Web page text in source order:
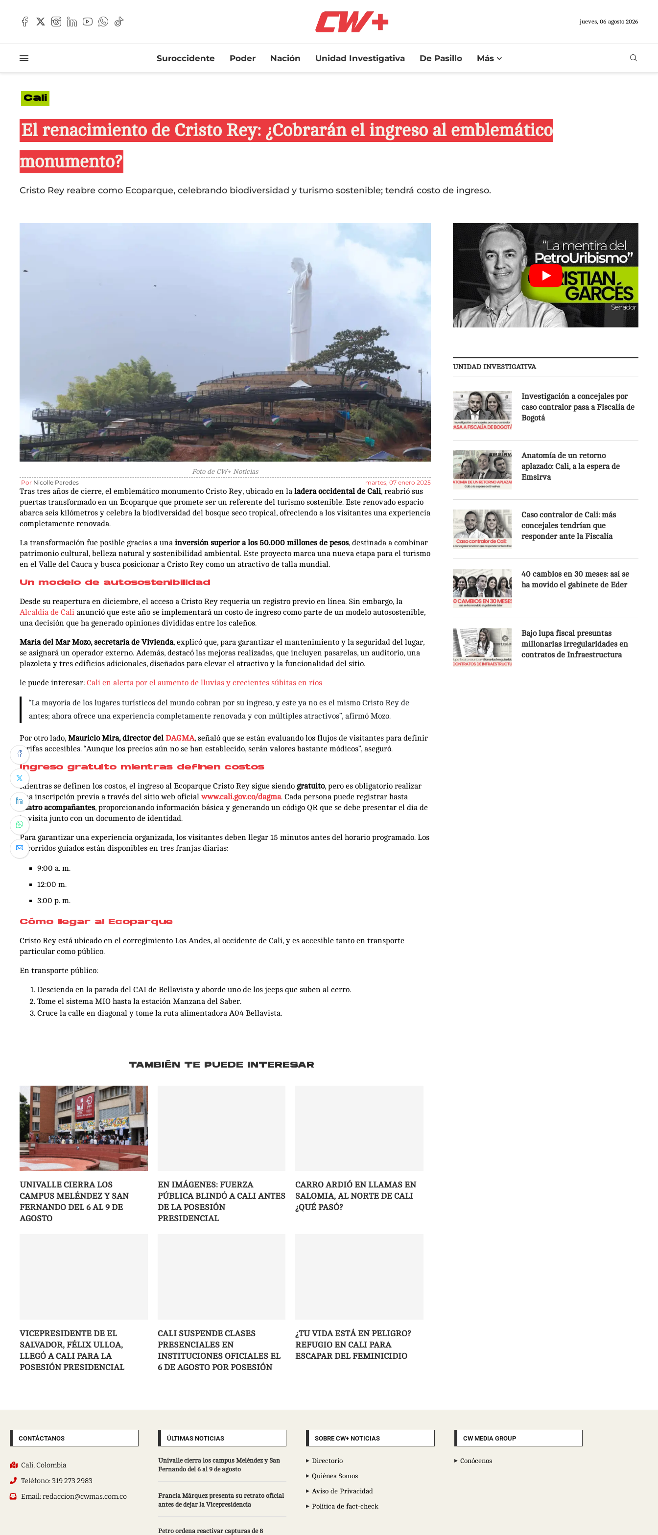
jueves, 06 agosto 2026
Suroccidente Poder Nación Unidad Investigativa De Pasillo Más
Cali
El renacimiento de Cristo Rey: ¿Cobrarán el ingreso al emblemático
monumento?
Cristo Rey reabre como Ecoparque, celebrando biodiversidad y turismo sostenible; tendrá costo de ingreso.
Foto de CW+ Noticias
Por Nicolle Paredes martes, 07 enero 2025
Tras tres años de cierre, el emblemático monumento Cristo Rey, ubicado en la ladera occidental de Cali, reabrió sus
puertas transformado en un Ecoparque que promete ser un referente del turismo sostenible. Este renovado espacio
abarca seis kilómetros y celebra la biodiversidad del bosque seco tropical, ofreciendo a los visitantes una experiencia
completamente renovada.
La transformación fue posible gracias a una inversión superior a los 50.000 millones de pesos, destinada a combinar
patrimonio cultural, belleza natural y sostenibilidad ambiental. Este proyecto marca una nueva etapa para el turismo
en el Valle del Cauca y busca posicionar a Cristo Rey como un atractivo de talla mundial.
Un modelo de autosostenibilidad
Desde su reapertura en diciembre, el acceso a Cristo Rey requería un registro previo en línea. Sin embargo, la
Alcaldía de Cali anunció que este año se implementará un costo de ingreso como parte de un modelo autosostenible,
una decisión que ha generado opiniones divididas entre los caleños.
María del Mar Mozo, secretaria de Vivienda, explicó que, para garantizar el mantenimiento y la seguridad del lugar,
se asignará un operador externo. Además, destacó las mejoras realizadas, que incluyen pasarelas, un auditorio, una
plazoleta y tres edificios adicionales, diseñados para elevar el atractivo y la funcionalidad del sitio.
le puede interesar: Cali en alerta por el aumento de lluvias y crecientes súbitas en ríos
“La mayoría de los lugares turísticos del mundo cobran por su ingreso, y este ya no es el mismo Cristo Rey de
antes; ahora ofrece una experiencia completamente renovada y con múltiples atractivos”, afirmó Mozo.
Por otro lado, Mauricio Mira, director del DAGMA, señaló que se están evaluando los flujos de visitantes para definir
tarifas accesibles. “Aunque los precios aún no se han establecido, serán valores bastante módicos”, aseguró.
Ingreso gratuito mientras definen costos
Mientras se definen los costos, el ingreso al Ecoparque Cristo Rey sigue siendo gratuito, pero es obligatorio realizar
una inscripción previa a través del sitio web oficial www.cali.gov.co/dagma. Cada persona puede registrar hasta
cuatro acompañantes, proporcionando información básica y generando un código QR que se debe presentar el día de
la visita junto con un documento de identidad.
Para garantizar una experiencia organizada, los visitantes deben llegar 15 minutos antes del horario programado. Los
recorridos guiados están disponibles en tres franjas diarias:
9:00 a. m.
12:00 m.
3:00 p. m.
Cómo llegar al Ecoparque
Cristo Rey está ubicado en el corregimiento Los Andes, al occidente de Cali, y es accesible tanto en transporte
particular como público.
En transporte público:
Descienda en la parada del CAI de Bellavista y aborde uno de los jeeps que suben al cerro.
Tome el sistema MIO hasta la estación Manzana del Saber.
Cruce la calle en diagonal y tome la ruta alimentadora A04 Bellavista.
TAMBIÉN TE PUEDE INTERESAR
UNIVALLE CIERRA LOS
CAMPUS MELÉNDEZ Y SAN
FERNANDO DEL 6 AL 9 DE
AGOSTO
EN IMÁGENES: FUERZA
PÚBLICA BLINDÓ A CALI ANTES
DE LA POSESIÓN
PRESIDENCIAL
CARRO ARDIÓ EN LLAMAS EN
SALOMIA, AL NORTE DE CALI
¿QUÉ PASÓ?
VICEPRESIDENTE DE EL
SALVADOR, FÉLIX ULLOA,
LLEGÓ A CALI PARA LA
POSESIÓN PRESIDENCIAL
CALI SUSPENDE CLASES
PRESENCIALES EN
INSTITUCIONES OFICIALES EL
6 DE AGOSTO POR POSESIÓN
¿TU VIDA ESTÁ EN PELIGRO?
REFUGIO EN CALI PARA
ESCAPAR DEL FEMINICIDIO
UNIDAD INVESTIGATIVA
Investigación a concejales por
caso contralor pasa a Fiscalía de
Bogotá
Anatomía de un retorno
aplazado: Cali, a la espera de
Emsirva
Caso contralor de Cali: más
concejales tendrían que
responder ante la Fiscalía
40 cambios en 30 meses: así se
ha movido el gabinete de Eder
Bajo lupa fiscal presuntas
millonarias irregularidades en
contratos de Infraestructura
CONTÁCTANOS
Cali, Colombia
Teléfono: 319 273 2983
Email: redaccion@cwmas.com.co
ÚLTIMAS NOTICIAS
Univalle cierra los campus Meléndez y San
Fernando del 6 al 9 de agosto
Francia Márquez presenta su retrato oficial
antes de dejar la Vicepresidencia
Petro ordena reactivar capturas de 8
SOBRE CW+ NOTICIAS
Directorio
Quiénes Somos
Aviso de Privacidad
Política de fact-check
CW MEDIA GROUP
Conócenos